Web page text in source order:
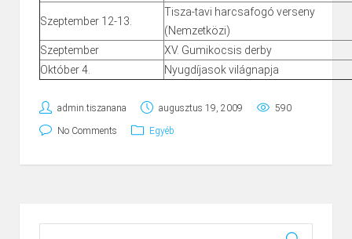
Szeptember 12-13.
Tisza-tavi harcsafogó verseny
(Nemzetközi)
Szeptember
XV. Gumikocsis derby
Október 4.
Nyugdíjasok világnapja
admin.tiszanana augusztus 19, 2009 590
No Comments Egyéb